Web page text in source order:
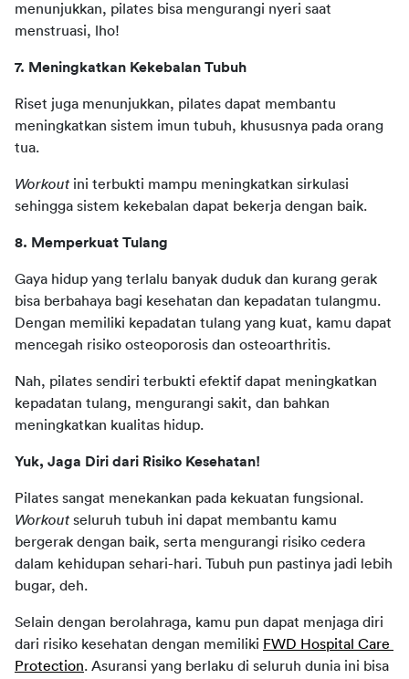
menunjukkan, pilates bisa mengurangi nyeri saat
menstruasi, lho!
7. Meningkatkan Kekebalan Tubuh
Riset juga menunjukkan, pilates dapat membantu
meningkatkan sistem imun tubuh, khususnya pada orang
tua.
Workout ini terbukti mampu meningkatkan sirkulasi
sehingga sistem kekebalan dapat bekerja dengan baik.
8. Memperkuat Tulang
Gaya hidup yang terlalu banyak duduk dan kurang gerak
bisa berbahaya bagi kesehatan dan kepadatan tulangmu.
Dengan memiliki kepadatan tulang yang kuat, kamu dapat
mencegah risiko osteoporosis dan osteoarthritis.
Nah, pilates sendiri terbukti efektif dapat meningkatkan
kepadatan tulang, mengurangi sakit, dan bahkan
meningkatkan kualitas hidup.
Yuk, Jaga Diri dari Risiko Kesehatan!
Workout seluruh tubuh ini dapat membantu kamu
bergerak dengan baik, serta mengurangi risiko cedera
dalam kehidupan sehari-hari. Tubuh pun pastinya jadi lebih
bugar, deh.
Selain dengan berolahraga, kamu pun dapat menjaga diri
dari risiko kesehatan dengan memiliki FWD Hospital Care
Protection. Asuransi yang berlaku di seluruh dunia ini bisa